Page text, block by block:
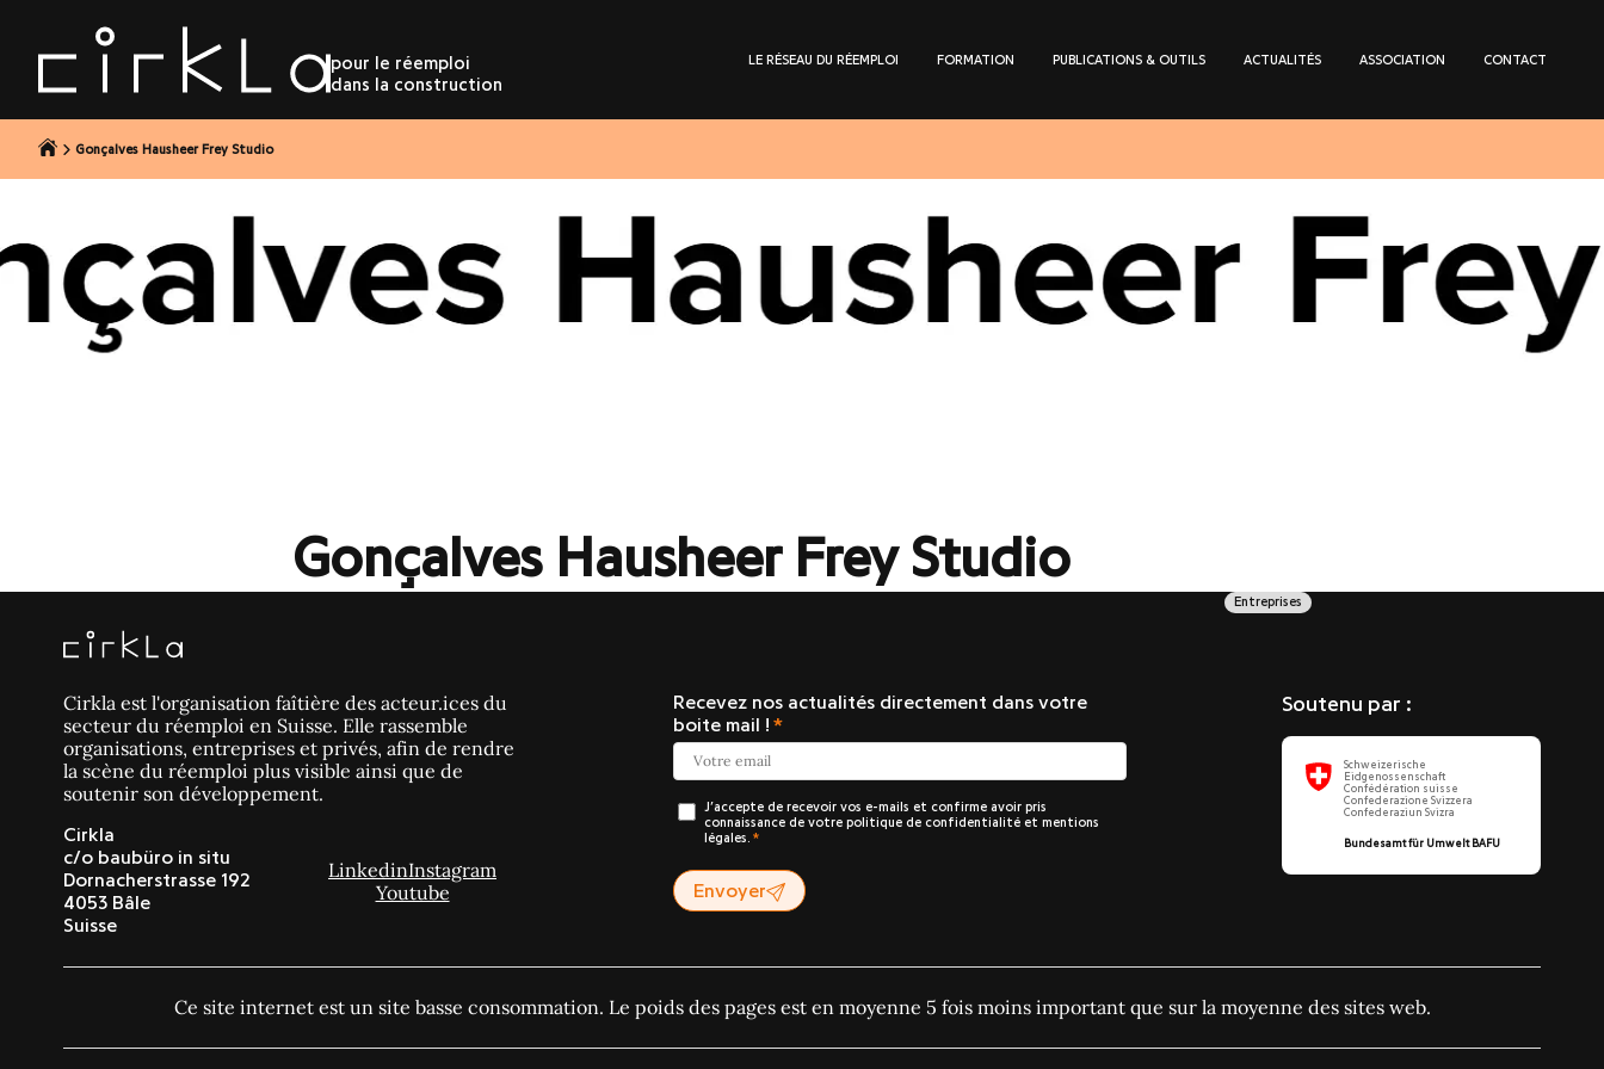
pour le réemploi
dans la construction
LE RÉSEAU DU RÉEMPLOI FORMATION PUBLICATIONS & OUTILS ACTUALITÉS ASSOCIATION CONTACT
Gonçalves Hausheer Frey Studio
Gonçalves Hausheer Frey Studio
Entreprises
Cirkla est l'organisation faîtière des acteur.ices du
secteur du réemploi en Suisse. Elle rassemble
organisations, entreprises et privés, afin de rendre
la scène du réemploi plus visible ainsi que de
soutenir son développement.
Cirkla
c/o baubüro in situ
Dornacherstrasse 192
4053 Bâle
Suisse
LinkedinInstagram
Youtube
Recevez nos actualités directement dans votre
boite mail !
J’accepte de recevoir vos e-mails et confirme avoir pris
connaissance de votre politique de confidentialité et mentions
légales.
Envoyer
Soutenu par :
Schweizerische
Eidgenossenschaft
Confédération suisse
Confederazione Svizzera
Confederaziun Svizra
Bundesamt für Umwelt BAFU
Ce site internet est un site basse consommation. Le poids des pages est en moyenne 5 fois moins important que sur la moyenne des sites web.